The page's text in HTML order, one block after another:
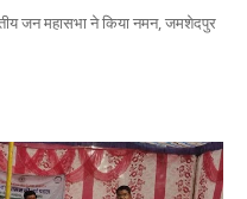
जन महासभा ने किया नमन, जमशेदपुर